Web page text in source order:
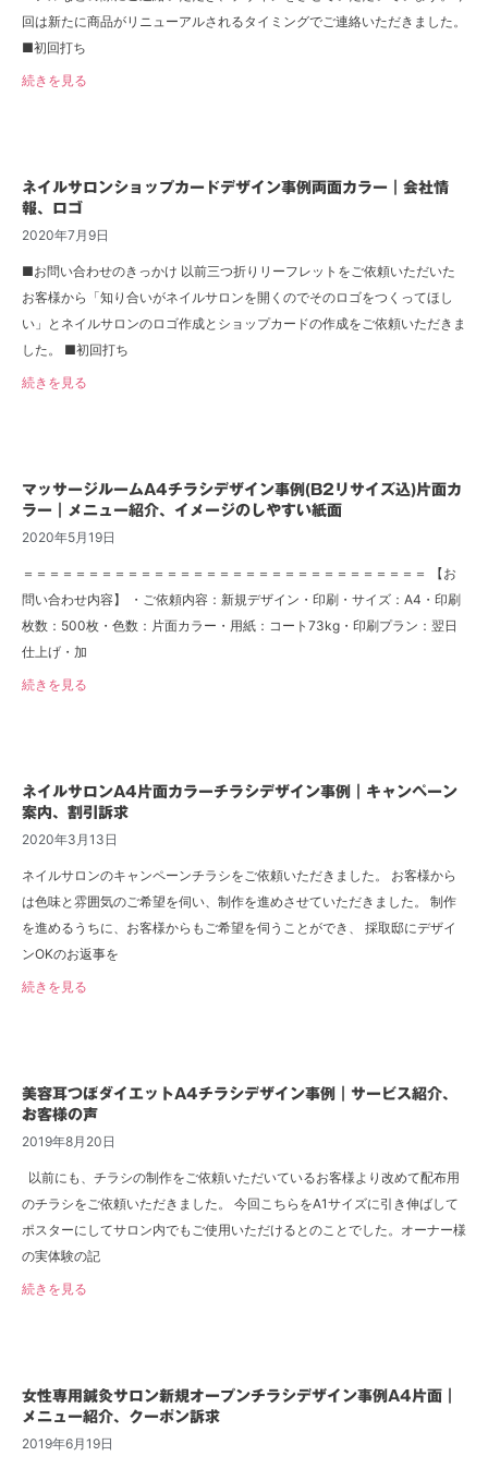
回は新たに商品がリニューアルされるタイミングでご連絡いただきました。
■初回打ち
続きを見る
ネイルサロンショップカードデザイン事例両面カラー｜会社情
報、ロゴ
2020年7月9日
■お問い合わせのきっかけ 以前三つ折りリーフレットをご依頼いただいた
お客様から「知り合いがネイルサロンを開くのでそのロゴをつくってほし
い」とネイルサロンのロゴ作成とショップカードの作成をご依頼いただきま
した。 ■初回打ち
続きを見る
マッサージルームA4チラシデザイン事例(B2リサイズ込)片面カ
ラー｜メニュー紹介、イメージのしやすい紙面
2020年5月19日
＝＝＝＝＝＝＝＝＝＝＝＝＝＝＝＝＝＝＝＝＝＝＝＝＝＝＝＝＝＝＝ 【お
問い合わせ内容】 ・ご依頼内容：新規デザイン・印刷・サイズ：A4・印刷
枚数：500枚・色数：片面カラー・用紙：コート73kg・印刷プラン：翌日
仕上げ・加
続きを見る
ネイルサロンA4片面カラーチラシデザイン事例｜キャンペーン
案内、割引訴求
2020年3月13日
ネイルサロンのキャンペーンチラシをご依頼いただきました。 お客様から
は色味と雰囲気のご希望を伺い、制作を進めさせていただきました。 制作
を進めるうちに、お客様からもご希望を伺うことができ、 採取邸にデザイ
ンOKのお返事を
続きを見る
美容耳つぼダイエットA4チラシデザイン事例｜サービス紹介、
お客様の声
2019年8月20日
以前にも、チラシの制作をご依頼いただいているお客様より改めて配布用
のチラシをご依頼いただきました。 今回こちらをA1サイズに引き伸ばして
ポスターにしてサロン内でもご使用いただけるとのことでした。オーナー様
の実体験の記
続きを見る
女性専用鍼灸サロン新規オープンチラシデザイン事例A4片面｜
メニュー紹介、クーポン訴求
2019年6月19日